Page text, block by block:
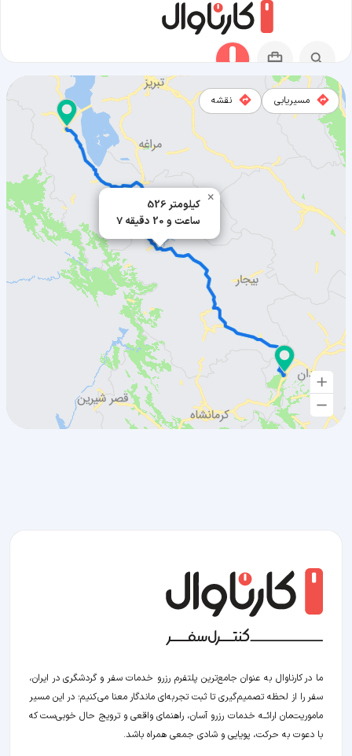
526 کیلومتر
7 ساعت و 20 دقیقه
×
مسیریابی نقشه
مسیر اسد آباد به ارومیه
ما در کارناوال به عنوان جامع‌ترین پلتفرم رزرو خدمات سفر و گردشگری در ایران،
سفر را از لحظه‌ تصمیم‌گیری تا ثبت تجربه‌ای ماندگار معنا می‌کنیم؛ در این مسیر‍
ماموریت‌مان اراﺋــﻪ خدمات رزرو آسان، راهنمای واقعی و ترویج حال خوبی‌ست که
با دعوت به حرکت، پویایی و شادی جمعی همراه باشد.